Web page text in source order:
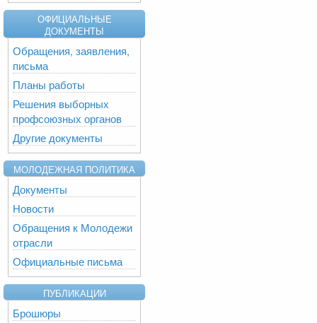
ОФИЦИАЛЬНЫЕ
ДОКУМЕНТЫ
Обращения, заявления,
письма
Планы работы
Решения выборных
профсоюзных органов
Другие документы
МОЛОДЕЖНАЯ ПОЛИТИКА
Документы
Новости
Обращения к Молодежи
отрасли
Официальные письма
ПУБЛИКАЦИИ
Брошюры